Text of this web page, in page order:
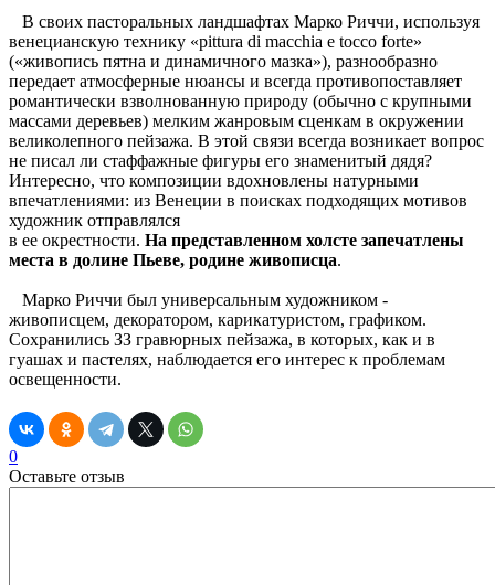
В своих пасторальных ландшафтах Марко Риччи, используя
венецианскую технику «pittura di macchia е tocco forte»
(«живопись пятна и динамичного мазка»), разнообразно
передает атмосферные нюансы и всегда противопоставляет
романтически взволнованную природу (обычно с крупными
массами деревьев) мелким жанровым сценкам в окружении
великолепного пейзажа. В этой связи всегда возникает вопрос
не писал ли стаффажные фигуры его знаменитый дядя?
Интересно, что композиции вдохновлены натурными
впечатлениями: из Венеции в поисках подходящих мотивов
художник отправлялся
в ее окрестности. На представленном холсте запечатлены
места в долине Пьеве, родине живописца.
Марко Риччи был универсальным художником -
живописцем, декоратором, карикатуристом, графиком.
Сохранились ЗЗ гравюрных пейзажа, в которых, как и в
гуашах и пастелях, наблюдается его интерес к проблемам
освещенности.
0
Оставьте отзыв